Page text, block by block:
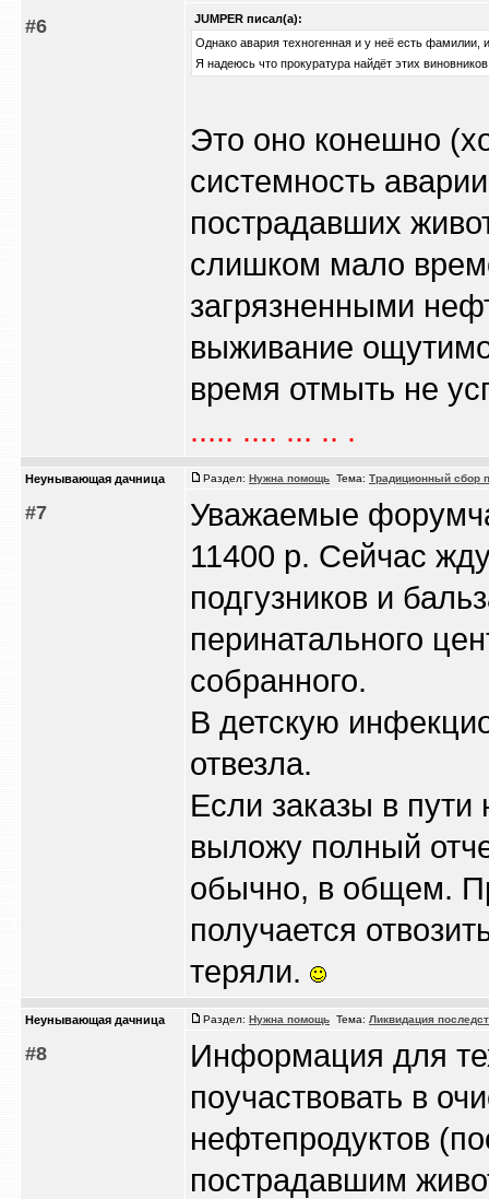
#6
JUMPER писал(а):
Однако авария техногенная и у неё есть фамилии,
Я надеюсь что прокуратура найдёт этих
Это оно конешно
системность
пострадавших
слишком мало
загрязненными
выживание
время отмыть не
..... .... ... .. .
Heyнывaющая дaчницa
#7
Раздел: Нужна помощь Тема: Традиционный сбор
Уважаемые
11400 р. Сейчас
подгузников и
перинатального
собранного.
В детскую
отвезла.
Если заказы в пути
выложу полный
обычно, в общем.
получается
теряли.
Heyнывaющая дaчницa
#8
Раздел: Нужна помощь Тема: Ликвидация
Информация для
поучаствовать в
нефтепродуктов
пострадавшим